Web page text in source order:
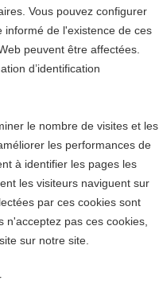
Vous pouvez configurer
de l'existence de ces
peuvent être affectées.
d’identification
le nombre de visites et les
les performances de
à identifier les pages les
les visiteurs naviguent sur
par ces cookies sont
n'acceptez pas ces cookies,
sur notre site.